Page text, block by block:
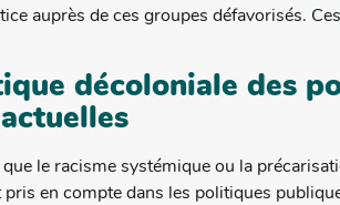
auprès de ces groupes défavorisés.
décoloniale des
le racisme systémique ou la
en compte dans les politiques